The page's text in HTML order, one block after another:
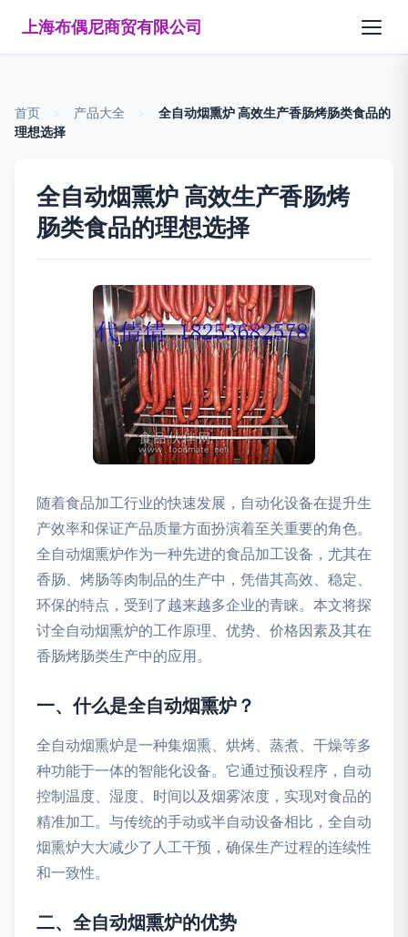
上海布偶尼商贸有限公司
首页 产品大全
全自动烟熏炉 高效生产香肠烤肠类食品的
理想选择
全自动烟熏炉 高效生产香肠烤
肠类食品的理想选择
随着食品加工行业的快速发展，自动化设备在提升生
产效率和保证产品质量方面扮演着至关重要的角色。
全自动烟熏炉作为一种先进的食品加工设备，尤其在
香肠、烤肠等肉制品的生产中，凭借其高效、稳定、
环保的特点，受到了越来越多企业的青睐。本文将探
讨全自动烟熏炉的工作原理、优势、价格因素及其在
香肠烤肠类生产中的应用。
一、什么是全自动烟熏炉？
全自动烟熏炉是一种集烟熏、烘烤、蒸煮、干燥等多
种功能于一体的智能化设备。它通过预设程序，自动
控制温度、湿度、时间以及烟雾浓度，实现对食品的
精准加工。与传统的手动或半自动设备相比，全自动
烟熏炉大大减少了人工干预，确保生产过程的连续性
和一致性。
二、全自动烟熏炉的优势